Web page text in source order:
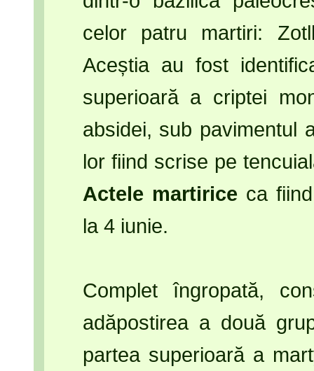
celor patru martiri:
Aceștia au fost
superioară a criptei
absidei, sub pavimentul
lor fiind scrise pe
Actele martirice ca
la 4 iunie.
Complet îngropată,
adăpostirea a două
partea superioară a